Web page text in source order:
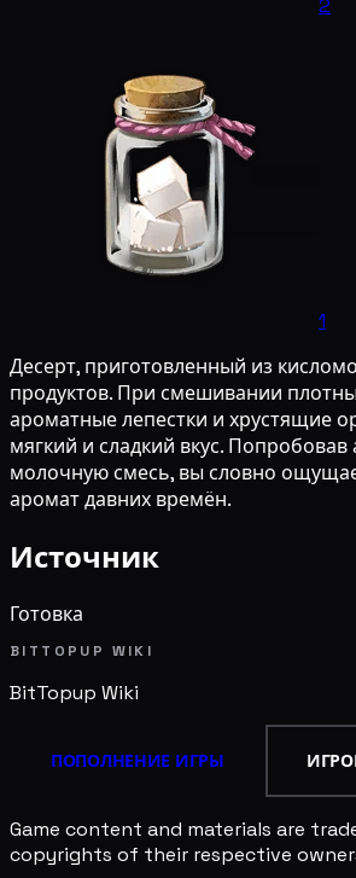
2
1
Десерт, приготовленный из
продуктов. При смешивании
ароматные лепестки и хрустящие
мягкий и сладкий вкус.
молочную смесь, вы словно
аромат давних времён.
Источник
Готовка
BITTOPUP WIKI
BitTopup Wiki
ПОПОЛНЕНИЕ ИГРЫ
Game content and materials are
copyrights of their respective